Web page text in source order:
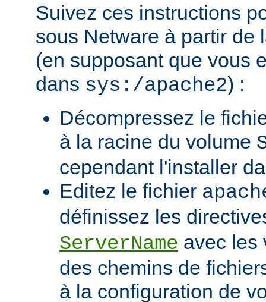
Suivez ces instructions
sous Netware à partir de
(en supposant que vous
dans sys:/apache2) :
Décompressez le
à la racine du volume
cependant l'installer
Editez le fichier
définissez les
ServerName avec les
des chemins de
à la configuration de